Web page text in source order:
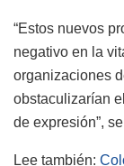
“Estos nuevos
negativo en la
organizaciones
obstaculizarían
de expresión”,
Lee también: